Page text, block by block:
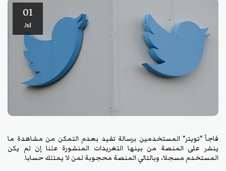
01
Jul
فاجأ "تويتر" المستخدمين برسالة تفيد بعدم التمكن من مشاهدة ما
ينشر على المنصة من بينها التغريدات المنشورة علنا إن لم يكن
المستخدم مسجلا، وبالتالي المنصة محجوبة لمن لا يمتلك حسابا.